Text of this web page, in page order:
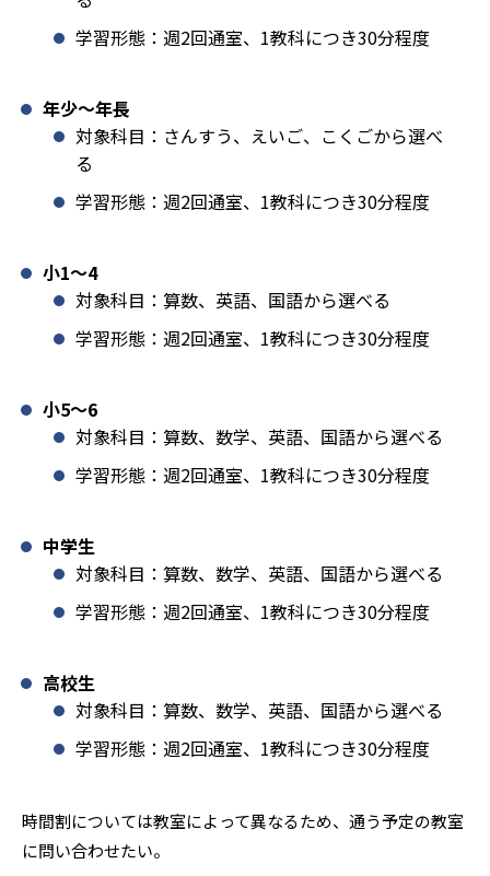
学習形態：週2回通室、1教科につき30分程度
年少〜年長
対象科目：さんすう、えいご、こくごから選べ
る
学習形態：週2回通室、1教科につき30分程度
小1️〜4
対象科目：算数、英語、国語から選べる
学習形態：週2回通室、1教科につき30分程度
小5〜6
対象科目：算数、数学、英語、国語から選べる
学習形態：週2回通室、1教科につき30分程度
中学生
対象科目：算数、数学、英語、国語から選べる
学習形態：週2回通室、1教科につき30分程度
高校生
対象科目：算数、数学、英語、国語から選べる
学習形態：週2回通室、1教科につき30分程度
時間割については教室によって異なるため、通う予定の教室
に問い合わせたい。